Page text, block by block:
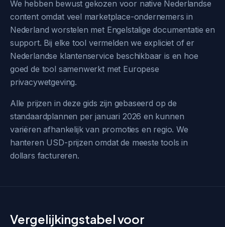
We hebben bewust gekozen voor native Nederlandse
content omdat veel marketplace-ondernemers in
Nederland worstelen met Engelstalige documentatie en
support. Bij elke tool vermelden we expliciet of er
Nederlandse klantenservice beschikbaar is en hoe
goed de tool samenwerkt met Europese
privacywetgeving.
Alle prijzen in deze gids zijn gebaseerd op de
standaardplannen per januari 2026 en kunnen
variëren afhankelijk van promoties en regio. We
hanteren USD-prijzen omdat de meeste tools in
dollars factureren.
Vergelijkingstabel voor